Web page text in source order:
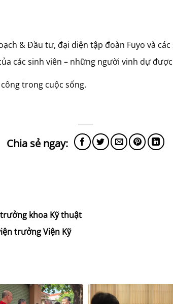
& Đầu tư, đại diện tập đoàn Fuyo và
các sinh viên – những người vinh dự
trong cuộc sống.
khoa Kỹ thuật
trưởng Viện Kỹ